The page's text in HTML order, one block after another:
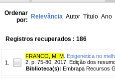
Ordenar
por: Relevância Autor Título Ano
Registros recuperados : 186
1.
FRANCO, M. M Epigenética no
2, p. 75-80, 2017. Edição dos
Biblioteca(s): Embrapa Recursos